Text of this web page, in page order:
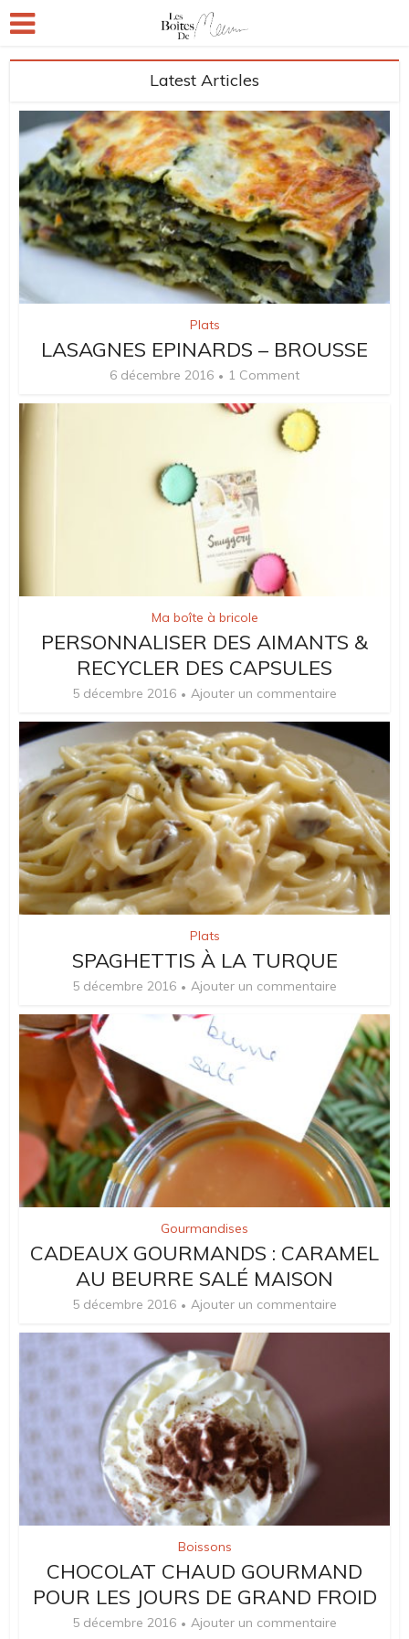
Latest Articles
Plats
LASAGNES EPINARDS – BROUSSE
6 décembre 2016 1 Comment
Ma boîte à bricole
PERSONNALISER DES AIMANTS &
RECYCLER DES CAPSULES
5 décembre 2016 Ajouter un commentaire
Plats
SPAGHETTIS À LA TURQUE
5 décembre 2016 Ajouter un commentaire
Gourmandises
CADEAUX GOURMANDS : CARAMEL
AU BEURRE SALÉ MAISON
5 décembre 2016 Ajouter un commentaire
Boissons
CHOCOLAT CHAUD GOURMAND
POUR LES JOURS DE GRAND FROID
5 décembre 2016 Ajouter un commentaire